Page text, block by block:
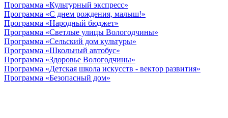
Программа «Культурный экспресс»
Программа «С днем рождения, малыш!»
Программа «Народный бюджет»
Программа «Светлые улицы Вологодчины»
Программа «Сельский дом культуры»
Программа «Школьный автобус»
Программа «Здоровье Вологодчины»
Программа «Детская школа искусств - вектор развития»
Программа «Безопасный дом»